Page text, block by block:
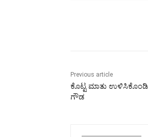
Previous article
ಕೊಟ್ಟ ಮಾತು
ಗೌಡ